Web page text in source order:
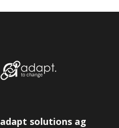
adapt solutions ag